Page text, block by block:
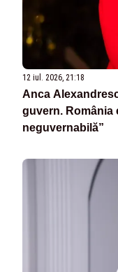
12 iul. 2026, 21:18
Anca
guvern. România
neguvernabilă”